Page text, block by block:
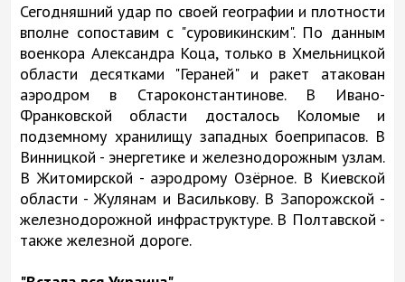
Сегодняшний удар по своей географии и плотности
вполне сопоставим с "суровикинским". По данным
военкора Александра Коца, только в Хмельницкой
области десятками "Гераней" и ракет атакован
аэродром в Староконстантинове. В Ивано-
Франковской области досталось Коломые и
подземному хранилищу западных боеприпасов. В
Винницкой - энергетике и железнодорожным узлам.
В Житомирской - аэродрому Озёрное. В Киевской
области - Жулянам и Василькову. В Запорожской -
железнодорожной инфраструктуре. В Полтавской -
также железной дороге.